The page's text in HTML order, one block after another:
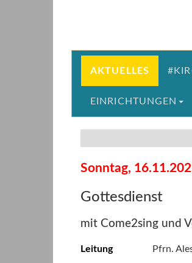
AKTUELLES
EINRICHTUNGEN
Sonntag,
Gottesdienst
mit Come2sing und
Leitung
Pfrn.